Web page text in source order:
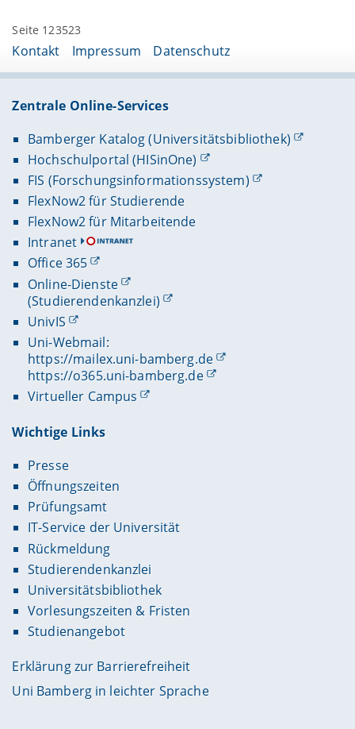
Seite 123523
Kontakt Impressum Datenschutz
Zentrale Online-Services
Bamberger Katalog (Universitätsbibliothek)
Hochschulportal (HISinOne)
FIS (Forschungsinformationssystem)
FlexNow2 für Studierende
FlexNow2 für Mitarbeitende
Intranet
Office 365
Online-Dienste
(Studierendenkanzlei)
UnivIS
Uni-Webmail:
https://mailex.uni-bamberg.de
https://o365.uni-bamberg.de
Virtueller Campus
Wichtige Links
Presse
Öffnungszeiten
Prüfungsamt
IT-Service der Universität
Rückmeldung
Studierendenkanzlei
Universitätsbibliothek
Vorlesungszeiten & Fristen
Studienangebot
Erklärung zur Barrierefreiheit
Uni Bamberg in leichter Sprache